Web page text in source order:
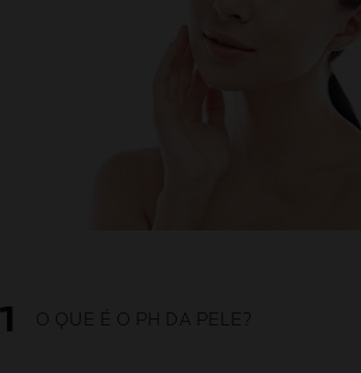
O QUE É O PH DA PELE?